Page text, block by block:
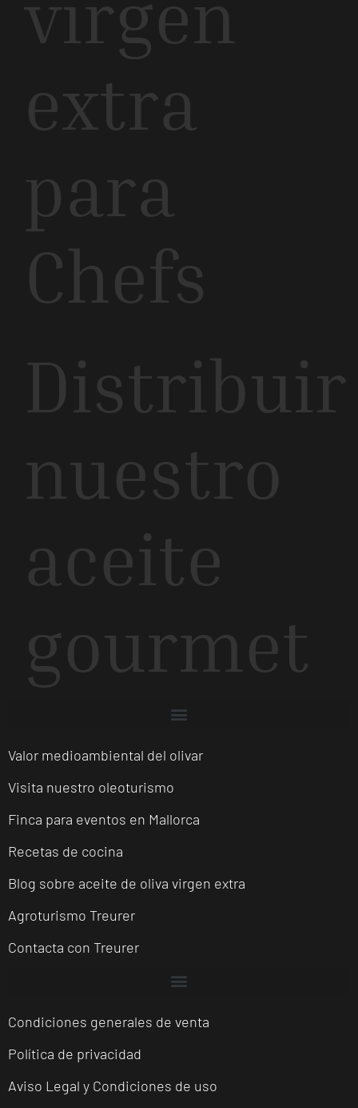
extra
para
Chefs
Distribuir
nuestro
aceite
gourmet
Valor medioambiental del olivar
Visita nuestro oleoturismo
Finca para eventos en Mallorca
Recetas de cocina
Blog sobre aceite de oliva virgen extra
Agroturismo Treurer
Contacta con Treurer
Condiciones generales de venta
Política de privacidad
Aviso Legal y Condiciones de uso